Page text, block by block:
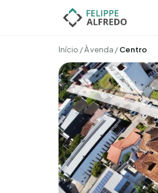
Início /À venda /Centro